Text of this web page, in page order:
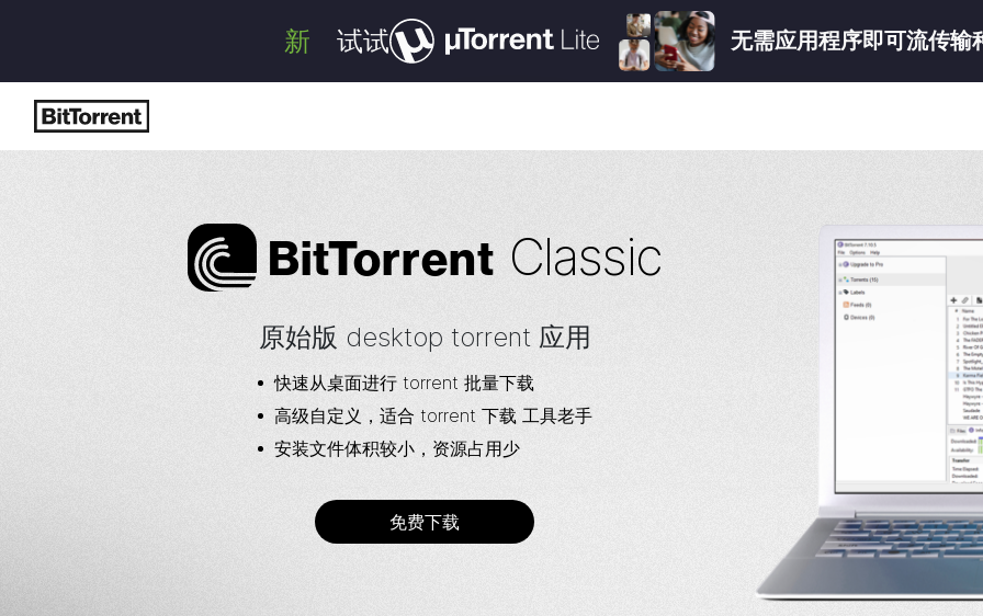
新 试试 无需应用程序即可流传输
BitTorrent Classic
原始版 desktop torrent 应用
快速从桌面进行 torrent 批量下载
高级自定义，适合 torrent 下载 工具老手
安装文件体积较小，资源占用少
免费下载